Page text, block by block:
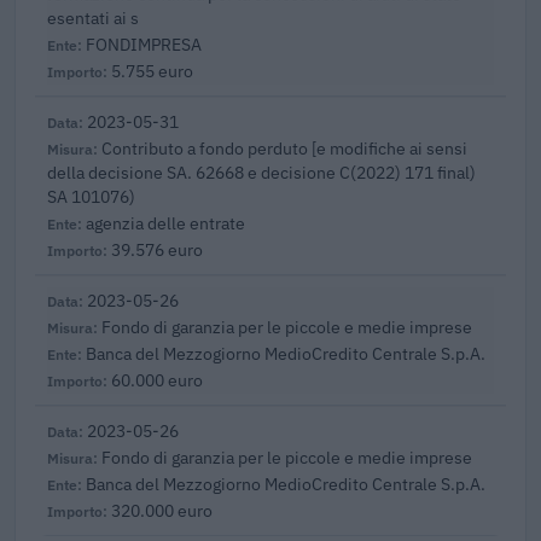
esentati ai s
FONDIMPRESA
5.755 euro
2023-05-31
Contributo a fondo perduto [e modifiche ai sensi
della decisione SA. 62668 e decisione C(2022) 171 final)
SA 101076)
agenzia delle entrate
39.576 euro
2023-05-26
Fondo di garanzia per le piccole e medie imprese
Banca del Mezzogiorno MedioCredito Centrale S.p.A.
60.000 euro
2023-05-26
Fondo di garanzia per le piccole e medie imprese
Banca del Mezzogiorno MedioCredito Centrale S.p.A.
320.000 euro